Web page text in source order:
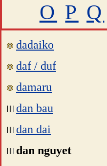
O P Q
dadaiko
daf / duf
damaru
dan bau
dan dai
dan nguyet